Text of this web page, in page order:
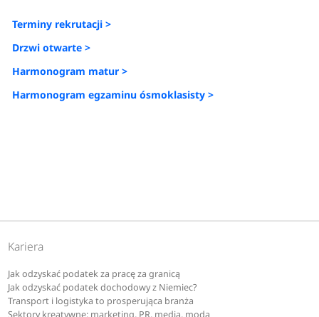
Terminy rekrutacji >
Drzwi otwarte >
Harmonogram matur >
Harmonogram egzaminu ósmoklasisty >
Kariera
Jak odzyskać podatek za pracę za granicą
Jak odzyskać podatek dochodowy z Niemiec?
Transport i logistyka to prosperująca branża
Sektory kreatywne: marketing, PR, media, moda